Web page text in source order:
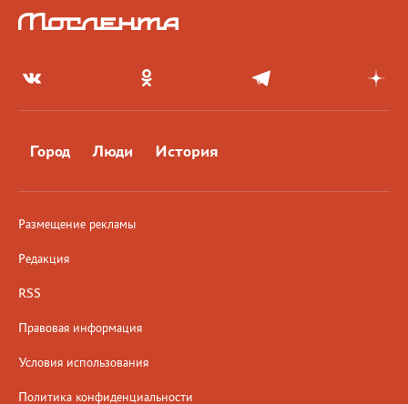
Город Люди История
Размещение рекламы
Редакция
RSS
Правовая информация
Условия использования
Политика конфиденциальности